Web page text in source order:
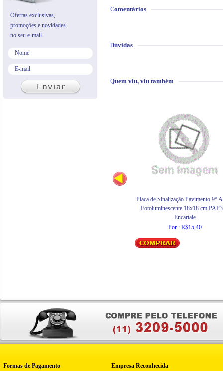
Comentários
Dúvidas
Quem viu, viu também
Placa de Sinalização Pavimento 9°
Fotoluminescente 18x18 cm
Encartale
Por : R$15,40
Ofertas exclusivas,
promoções e novidades
no seu e-mail.
Formas de Pagamento Empresa Reconhecida